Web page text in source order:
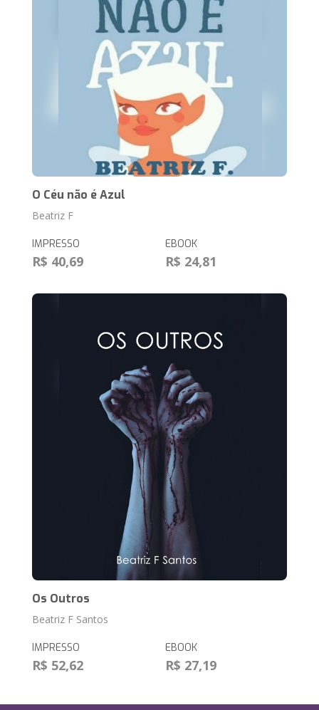
O Céu não é Azul
Beatriz F
IMPRESSO
R$ 40,69
EBOOK
R$ 24,81
Os Outros
Beatriz F Santos
IMPRESSO
R$ 52,62
EBOOK
R$ 27,19